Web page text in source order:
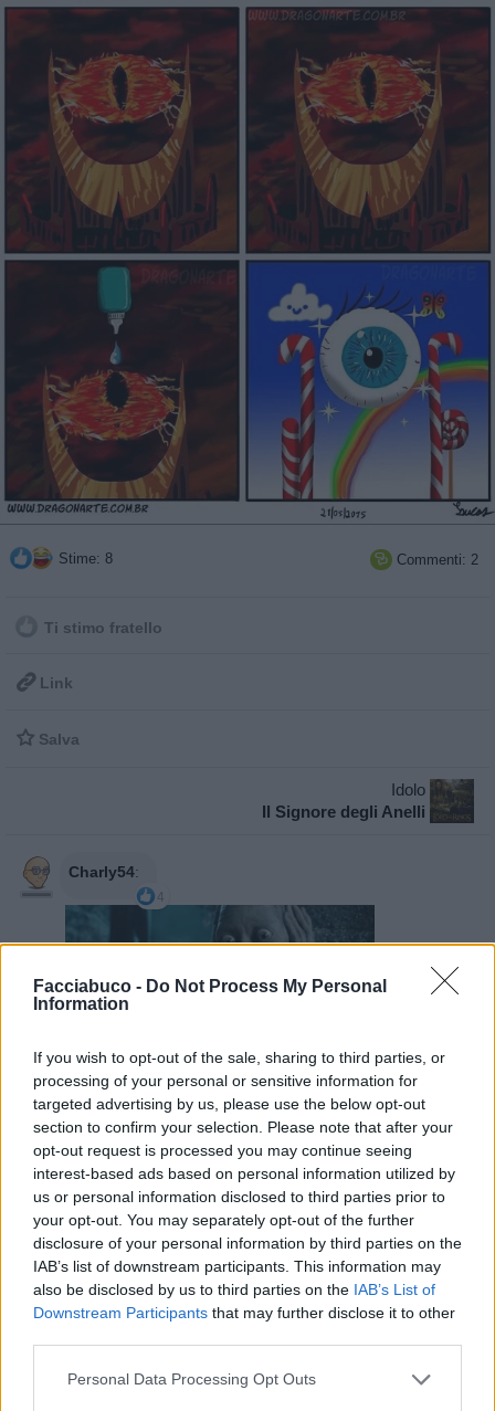
Facciabuco - Do Not Process My Personal
Information
If you wish to opt-out of the sale, sharing to third parties, or
processing of your personal or sensitive information for
targeted advertising by us, please use the below opt-out
section to confirm your selection. Please note that after your
opt-out request is processed you may continue seeing
interest-based ads based on personal information utilized by
us or personal information disclosed to third parties prior to
your opt-out. You may separately opt-out of the further
disclosure of your personal information by third parties on the
IAB’s list of downstream participants. This information may
also be disclosed by us to third parties on the IAB’s List of
Downstream Participants that may further disclose it to other
Personal Data Processing Opt Outs
Stime: 8  Commenti: 2
Ti stimo fratello
 Link
 Salva
Idolo
Il Signore degli Anelli
Charly54:
4
19 Maggio 2016 alle ore 16:22
·Ti stimo·Rispondi
Harley:Ahahaha questa è fantastica
3
19 Maggio 2016 alle ore 16:23
·Ti stimo ·Rispondi
Solo per NERD
Finalvjn livello 6
19 Maggio 2016- 10.630 visualizzazioni